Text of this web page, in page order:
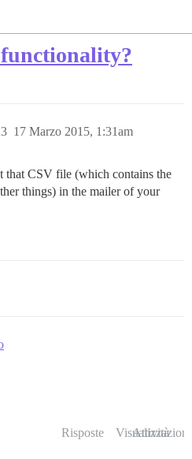
17 Marzo 2015, 1:31am
that CSV file (which contains the
things) in the mailer of your
Risposte Visualizzazioni
Attività